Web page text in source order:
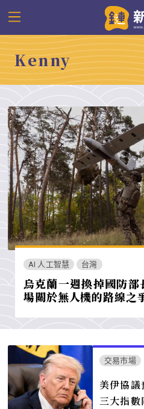
Kenny
AI 人工智慧 台灣
烏克蘭一週換掉國防
場關於無人機的路線之
交易市場
美伊協
三大指